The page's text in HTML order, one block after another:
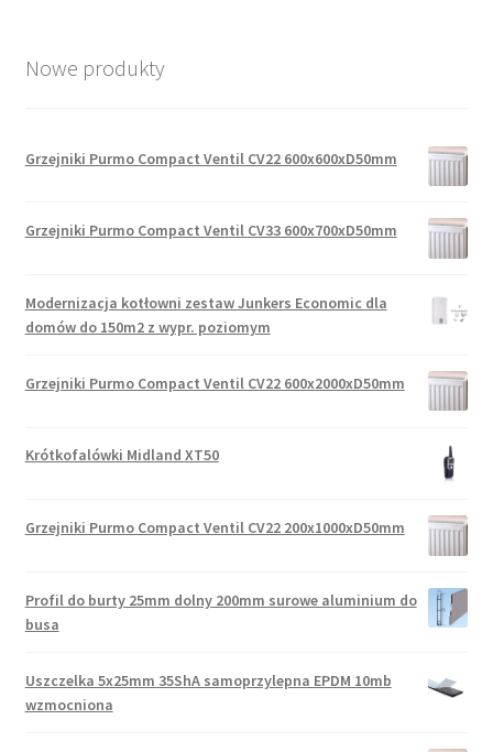
Nowe produkty
Grzejniki Purmo Compact Ventil CV22 600x600xD50mm
Grzejniki Purmo Compact Ventil CV33 600x700xD50mm
Modernizacja kotłowni zestaw Junkers Economic dla
domów do 150m2 z wypr. poziomym
Grzejniki Purmo Compact Ventil CV22 600x2000xD50mm
Krótkofalówki Midland XT50
Grzejniki Purmo Compact Ventil CV22 200x1000xD50mm
Profil do burty 25mm dolny 200mm surowe aluminium do
busa
Uszczelka 5x25mm 35ShA samoprzylepna EPDM 10mb
wzmocniona